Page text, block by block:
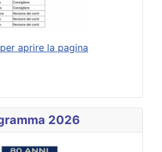
aprire la pagina
2026